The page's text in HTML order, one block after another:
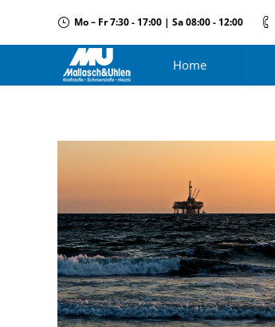
Mo – Fr 7:30 - 17:00 | Sa 08:00 - 12:00
Home